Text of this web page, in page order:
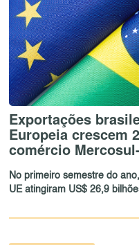
Exportações
Europeia crescem
comércio
No primeiro semestre do
UE atingiram US$ 26,9